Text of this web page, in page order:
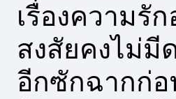
เรื่องความรั
สงสัยคงไม่มี
อีกซักฉากก่อ